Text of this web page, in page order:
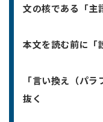
文の核である「主
本文を読む前に「
「言い換え（パ
抜く